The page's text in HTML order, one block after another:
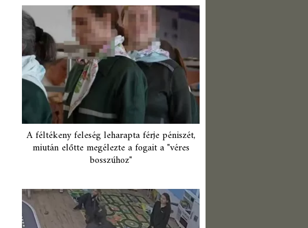
A féltékeny feleség leharapta férje péniszét,
miután előtte megélezte a fogait a "véres
bosszúhoz"